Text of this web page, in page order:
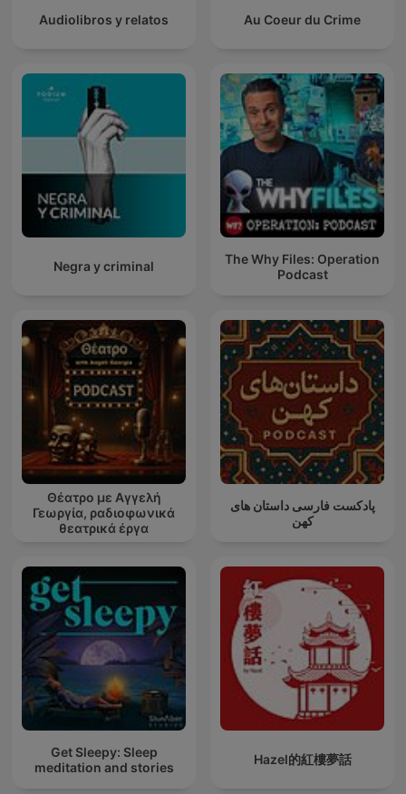
Audiolibros y relatos Au Coeur du Crime
Negra y criminal
The Why Files: Operation
Podcast
Θέατρο με Αγγελή
Γεωργία, ραδιοφωνικά
θεατρικά έργα
پادکست فارسی داستان های
کهن
Get Sleepy: Sleep
meditation and stories
Hazel的紅樓夢話